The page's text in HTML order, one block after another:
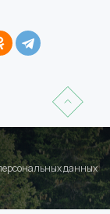
данных